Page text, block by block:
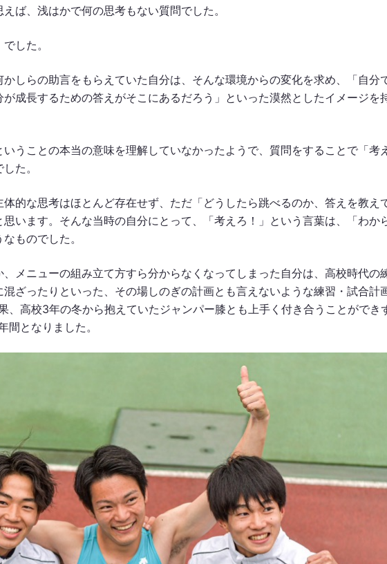
ば、浅はかで何の思考もない質問でした。
でした。
しらの助言をもらえていた自分は、そんな環境からの変化を求め、「自分
成長するための答えがそこにあるだろう」といった漠然としたイメージを
うことの本当の意味を理解していなかったようで、質問をすることで「考
た。
的な思考はほとんど存在せず、ただ「どうしたら跳べるのか、答えを教え
います。そんな当時の自分にとって、「考えろ！」という言葉は、「わか
ものでした。
メニューの組み立て方すら分からなくなってしまった自分は、高校時代の
ざったりといった、その場しのぎの計画とも言えないような練習・試合計
、高校3年の冬から抱えていたジャンパー膝とも上手く付き合うことができ
間となりました。